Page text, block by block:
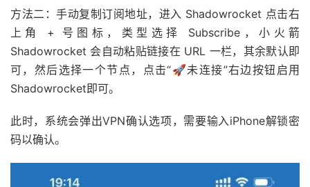
方法二：手动复制订阅地址，进入 Shadowrocket 点击右
上角 + 号图标，类型选择 Subscribe，小火箭
Shadowrocket 会自动粘贴链接在 URL 一栏，其余默认即
可，然后选择一个节点，点击“🚀未连接”右边按钮启用
Shadowrocket即可。
此时，系统会弹出VPN确认选项，需要输入iPhone解锁密
码以确认。